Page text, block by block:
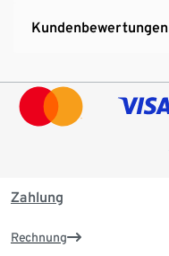
Kundenbewertungen
Zahlung
Rechnung